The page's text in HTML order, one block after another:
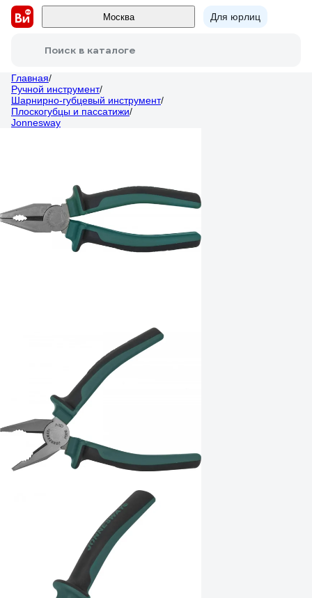
Москва Для юрлиц
Поиск в каталоге
Главная/
Ручной инструмент/
Шарнирно-губцевый инструмент/
Плоскогубцы и пассатижи/
Jonnesway